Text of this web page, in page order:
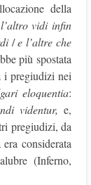
della
vidi infin
/e l’altre che
più spostata
i pregiudizi nei
eloquentia:
videntur, e,
pregiudizi, da
considerata
(Inferno,